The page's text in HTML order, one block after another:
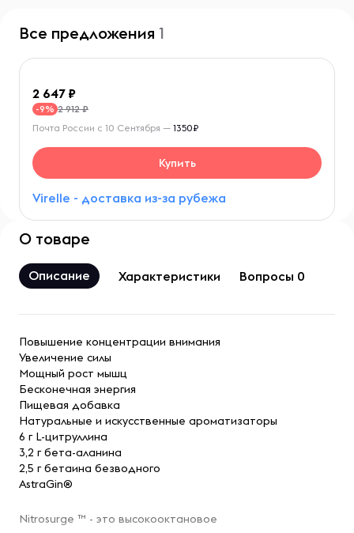
Все предложения 1
2 647
-9% 2 912 ₽
Virelle - доставка из-за рубежа
Почта России с 10 Сентября — 1350₽
Купить
О товаре
Описание Характеристики Вопросы 0
Повышение концентрации внимания
Увеличение силы
Мощный рост мышц
Бесконечная энергия
Пищевая добавка
Натуральные и искусственные ароматизаторы
6 г L-цитруллина
3,2 г бета-аланина
2,5 г бетаина безводного
AstraGin®
Nitrosurge ™ - это высокооктановое